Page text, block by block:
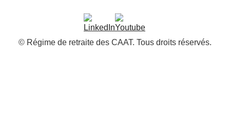
© Régime de retraite des CAAT. Tous droits réservés.